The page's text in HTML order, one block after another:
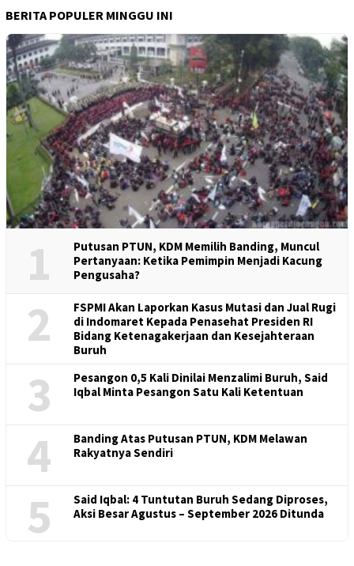
BERITA POPULER MINGGU INI
1
Putusan PTUN, KDM Memilih Banding, Muncul
Pertanyaan: Ketika Pemimpin Menjadi Kacung
Pengusaha?
2
FSPMI Akan Laporkan Kasus Mutasi dan Jual Rugi
di Indomaret Kepada Penasehat Presiden RI
Bidang Ketenagakerjaan dan Kesejahteraan
Buruh
3
Pesangon 0,5 Kali Dinilai Menzalimi Buruh, Said
Iqbal Minta Pesangon Satu Kali Ketentuan
4
Banding Atas Putusan PTUN, KDM Melawan
Rakyatnya Sendiri
5
Said Iqbal: 4 Tuntutan Buruh Sedang Diproses,
Aksi Besar Agustus – September 2026 Ditunda